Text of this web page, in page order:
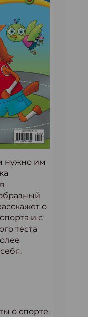
нужно им
о
и с
теста
о спорте.